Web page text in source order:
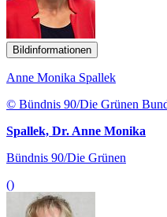
Bildinformationen
Anne Monika Spallek
© Bündnis 90/Die Grünen
Spallek, Dr. Anne Monika
Bündnis 90/Die Grünen
()